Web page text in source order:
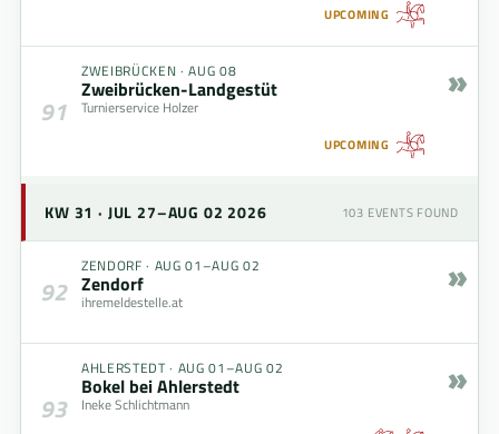
UPCOMING
91
ZWEIBRÜCKEN ·AUG 08
Zweibrücken-Landgestüt
Turnierservice Holzer
UPCOMING
»
KW 31 · JUL 27–AUG 02 2026 103 EVENTS FOUND
92
ZENDORF · AUG 01–AUG 02
Zendorf
ihremeldestelle.at
»
93
AHLERSTEDT · AUG 01–AUG 02
Bokel bei Ahlerstedt
Ineke Schlichtmann
»